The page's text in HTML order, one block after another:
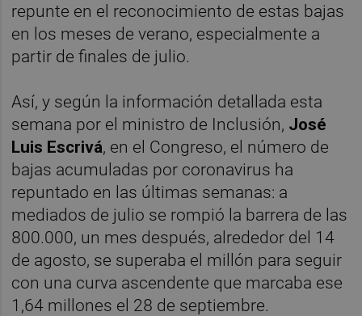
repunte en el reconocimiento de estas bajas
en los meses de verano, especialmente a
partir de finales de julio.
Así, y según la información detallada esta
semana por el ministro de Inclusión, José
Luis Escrivá, en el Congreso, el número de
bajas acumuladas por coronavirus ha
repuntado en las últimas semanas: a
mediados de julio se rompió la barrera de las
800.000, un mes después, alrededor del 14
de agosto, se superaba el millón para seguir
con una curva ascendente que marcaba ese
1,64 millones el 28 de septiembre.